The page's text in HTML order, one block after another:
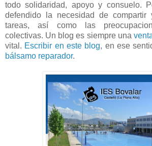
todo solidaridad, apoyo y consuelo.
defendido la necesidad de
tareas, así como las
colectivas. Un blog es siempre una
vital. Escribir en este blog, en ese
bálsamo reparador.